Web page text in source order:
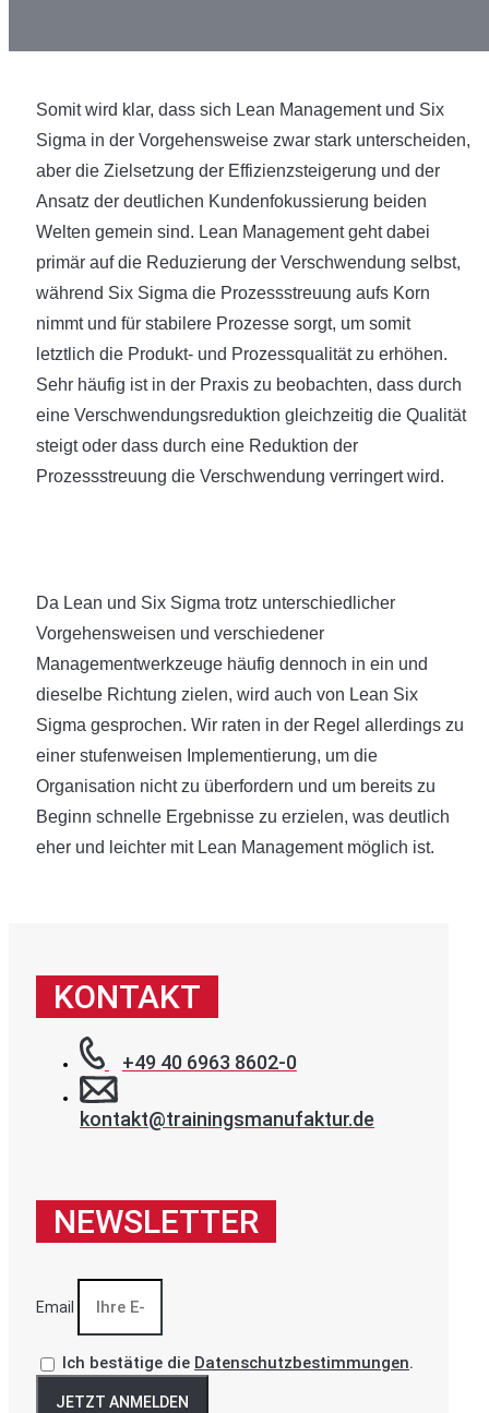
Somit wird klar, dass sich Lean Management und Six
Sigma in der Vorgehensweise zwar stark unterscheiden,
aber die Zielsetzung der Effizienzsteigerung und der
Ansatz der deutlichen Kundenfokussierung beiden
Welten gemein sind. Lean Management geht dabei
primär auf die Reduzierung der Verschwendung selbst,
während Six Sigma die Prozessstreuung aufs Korn
nimmt und für stabilere Prozesse sorgt, um somit
letztlich die Produkt- und Prozessqualität zu erhöhen.
Sehr häufig ist in der Praxis zu beobachten, dass durch
eine Verschwendungsreduktion gleichzeitig die Qualität
steigt oder dass durch eine Reduktion der
Prozessstreuung die Verschwendung verringert wird.
Da Lean und Six Sigma trotz unterschiedlicher
Vorgehensweisen und verschiedener
Managementwerkzeuge häufig dennoch in ein und
dieselbe Richtung zielen, wird auch von Lean Six
Sigma gesprochen. Wir raten in der Regel allerdings zu
einer stufenweisen Implementierung, um die
Organisation nicht zu überfordern und um bereits zu
Beginn schnelle Ergebnisse zu erzielen, was deutlich
eher und leichter mit Lean Management möglich ist.
KONTAKT
+49 40 6963 8602-0
kontakt@trainingsmanufaktur.de
NEWSLETTER
Email
Ich bestätige die Datenschutzbestimmungen.
JETZT ANMELDEN